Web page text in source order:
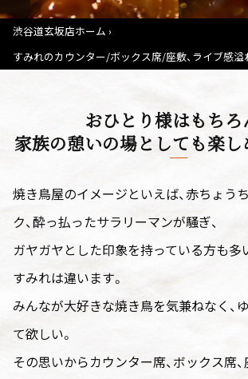
渋谷道玄坂店ホーム
すみれのカウンター/ボックス席/座敷、ライブ感
おひとり様はもちろ
家族の憩いの場としても楽し
焼き鳥屋のイメージといえば、赤ちょう
ク、酔っ払ったサラリーマンが騒ぎ、
ガヤガヤとした印象を持っている方も多
すみれは違います。
みんなが大好きな焼き鳥を気兼ねなく、
て欲しい。
その思いからカウンター席、ボックス席、